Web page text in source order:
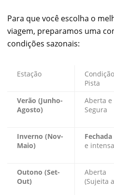
Para que você escolha o
viagem, preparamos uma
condições sazonais:
Estação
Pista
Verão (Junho-
Agosto)
Aberta e
Segura
Inverno (Nov-
Maio)
Fechada
e
Outono (Set-
Out)
Aberta
(Sujeita